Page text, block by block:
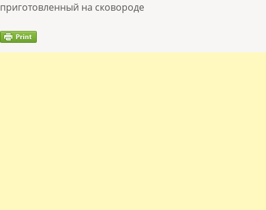
приготовленный на сковороде